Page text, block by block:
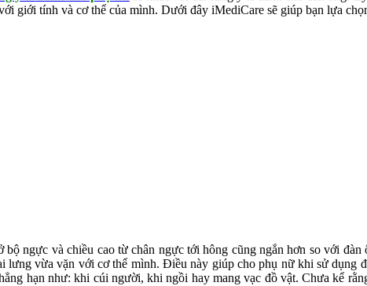
giới tính và cơ thể của mình. Dưới đây iMediCare sẽ giúp bạn lựa
ngực và chiều cao từ chân ngực tới hông cũng ngắn hơn so với
lưng vừa vặn với cơ thể mình. Điều này giúp cho phụ nữ khi sử dụng
hạn như: khi cúi người, khi ngồi hay mang vạc đồ vật. Chưa kể